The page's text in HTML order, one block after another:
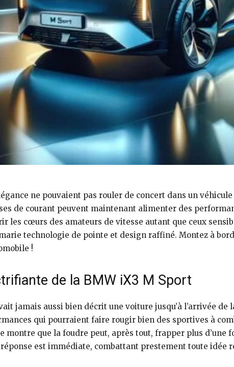
ne pouvaient pas rouler de concert dans un
de courant peuvent maintenant alimenter des
les cœurs des amateurs de vitesse autant que ceux
technologie de pointe et design raffiné. Montez à
!
de la BMW iX3 M Sport
jamais aussi bien décrit une voiture jusqu’à l’arrivée de
qui pourraient faire rougir bien des sportives à
montre que la foudre peut, après tout, frapper plus d’une
est immédiate, combattant prestement toute idée